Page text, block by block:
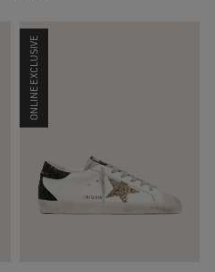
ONLINE EXCLUSIVE